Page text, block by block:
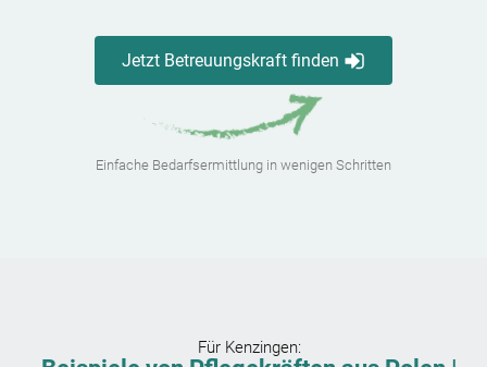
Jetzt Betreuungskraft finden
Einfache Bedarfsermittlung in wenigen Schritten
Für Kenzingen: